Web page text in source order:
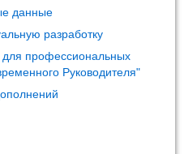
данные
разработку
профессиональных
Руководителя"